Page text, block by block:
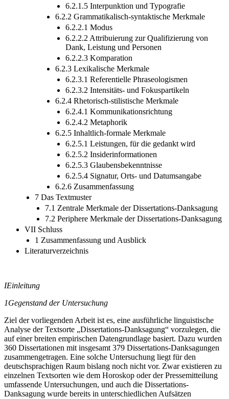
6.2.1.5 Interpunktion und Typografie
6.2.2 Grammatikalisch-syntaktische Merkmale
6.2.2.1 Modus
6.2.2.2 Attribuierung zur Qualifizierung von
Dank, Leistung und Personen
6.2.2.3 Komparation
6.2.3 Lexikalische Merkmale
6.2.3.1 Referentielle Phraseologismen
6.2.3.2 Intensitäts- und Fokuspartikeln
6.2.4 Rhetorisch-stilistische Merkmale
6.2.4.1 Kommunikationsrichtung
6.2.4.2 Metaphorik
6.2.5 Inhaltlich-formale Merkmale
6.2.5.1 Leistungen, für die gedankt wird
6.2.5.2 Insiderinformationen
6.2.5.3 Glaubensbekenntnisse
6.2.5.4 Signatur, Orts- und Datumsangabe
6.2.6 Zusammenfassung
7 Das Textmuster
7.1 Zentrale Merkmale der Dissertations-Danksagung
7.2 Periphere Merkmale der Dissertations-Danksagung
VII Schluss
1 Zusammenfassung und Ausblick
Literaturverzeichnis
IEinleitung
1Gegenstand der Untersuchung
Ziel der vorliegenden Arbeit ist es, eine ausführliche linguistische
Analyse der Textsorte „Dissertations-Danksagung“ vorzulegen, die
auf einer breiten empirischen Datengrundlage basiert. Dazu wurden
360 Dissertationen mit insgesamt 379 Dissertations-Danksagungen
zusammengetragen. Eine solche Untersuchung liegt für den
deutschsprachigen Raum bislang noch nicht vor. Zwar existieren zu
einzelnen Textsorten wie dem Horoskop oder der Pressemitteilung
umfassende Untersuchungen, und auch die Dissertations-
Danksagung wurde bereits in unterschiedlichen Aufsätzen